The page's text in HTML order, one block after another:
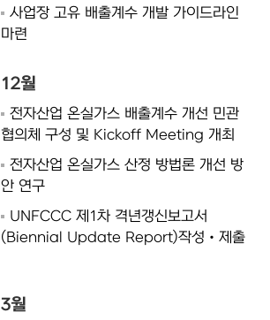
사업장 고유 배출계수 개발 가이드라인
마련
12월
전자산업 온실가스 배출계수 개선 민관
협의체 구성 및 Kickoff Meeting 개최
전자산업 온실가스 산정 방법론 개선 방
안 연구
UNFCCC 제1차 격년갱신보고서
(Biennial Update Report)작성‧제출
3월